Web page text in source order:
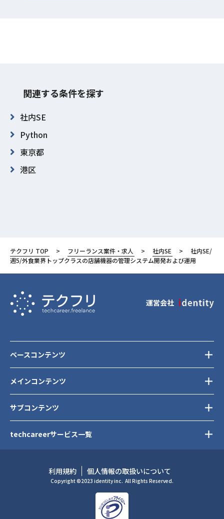
関連する条件を探す
社内SE
Python
東京都
港区
テクフリ TOP フリーランス案件・求人 社内SE
社内SE/
週5/外食業界トップクラスの店舗機器の管理システム開発および運用
運営会社
メインコンテンツ
サブコンテンツ
ベースコンテンツ
techcareerサービス一覧
利用規約 個人情報の取扱いについて
Copyright ©2023 identity inc. All Rights Reserved.